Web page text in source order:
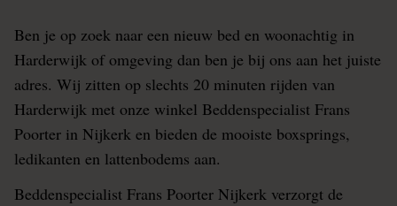
Ben je op zoek naar een nieuw bed en woonachtig in
Harderwijk of omgeving dan ben je bij ons aan het juiste
adres. Wij zitten op slechts 20 minuten rijden van
Harderwijk met onze winkel Beddenspecialist Frans
Poorter in Nijkerk en bieden de mooiste boxsprings,
ledikanten en lattenbodems aan.
Beddenspecialist Frans Poorter Nijkerk verzorgt de